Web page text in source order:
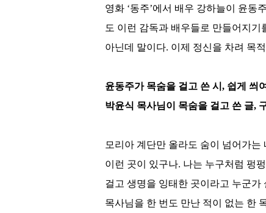
영화 ‘동주’에서 배우 강하늘이 윤동
도 이런 감독과 배우들로 만들어지기
아닌데 말이다. 이제 정신을 차려 목
윤동주가 목숨을 걸고 쓴 시 , 쉽게 씌
박윤식 목사님이 목숨을 걸고 쓴 글,
모리아 계단만 올라도 숨이 넘어가
이런 곳이 있구나. 나는 누구처럼 펑
걸고 생명을 잉태한 곳이라고 누군가
목사님을 한 번도 만난 적이 없는 한